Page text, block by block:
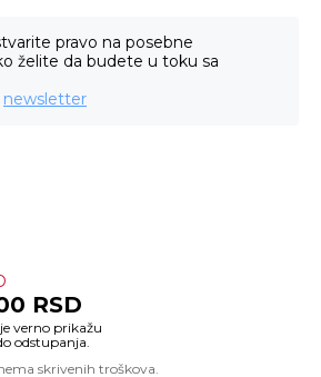
pravo na posebne
želite da budete u toku sa
newsletter
RSD